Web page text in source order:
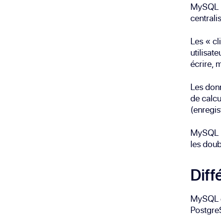
Les «
écrire,
Les
de
MySQL
les
MySQL